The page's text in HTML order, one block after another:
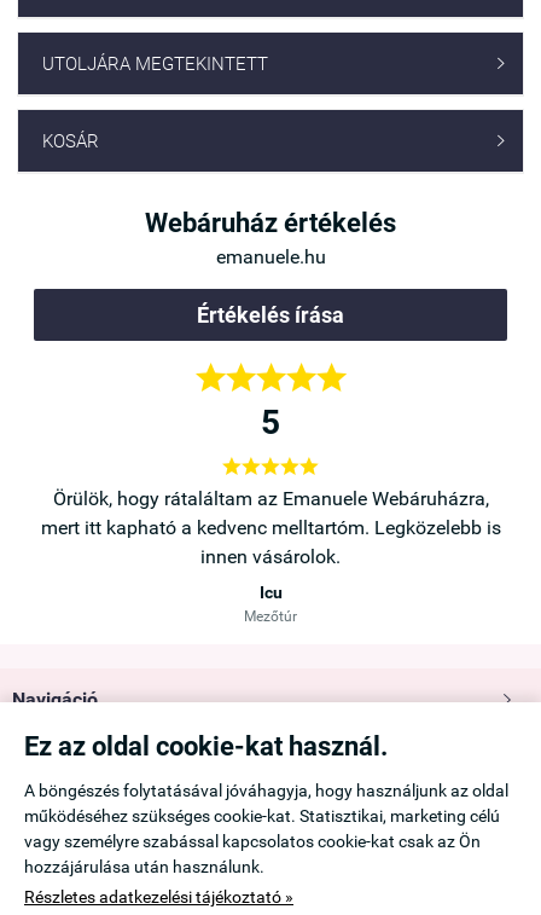
Ez az oldal cookie-kat használ.
A böngészés folytatásával jóváhagyja, hogy használjunk az oldal
működéséhez szükséges cookie-kat. Statisztikai, marketing célú
vagy személyre szabással kapcsolatos cookie-kat csak az Ön
hozzájárulása után használunk.
Részletes adatkezelési tájékoztató »
UTOLJÁRA MEGTEKINTETT 
KOSÁR 
Webáruház értékelés
emanuele.hu
Értékelés írása

5

Örülök, hogy rátaláltam az Emanuele Webáruházra,
mert itt kapható a kedvenc melltartóm. Legközelebb is
innen vásárolok.
Icu
Mezőtúr
Navigáció 
Információk
Elérhetőség